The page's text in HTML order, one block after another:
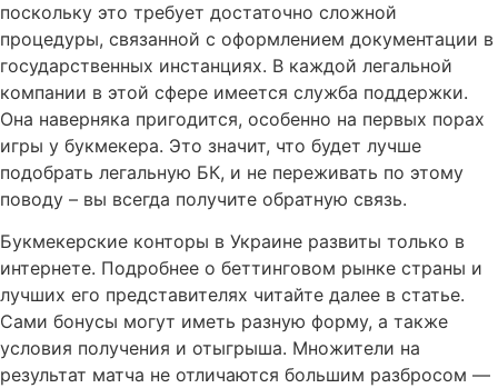
поскольку это требует достаточно сложной
процедуры, связанной с оформлением документации в
государственных инстанциях. В каждой легальной
компании в этой сфере имеется служба поддержки.
Она наверняка пригодится, особенно на первых порах
игры у букмекера. Это значит, что будет лучше
подобрать легальную БК, и не переживать по этому
поводу – вы всегда получите обратную связь.
Букмекерские конторы в Украине развиты только в
интернете. Подробнее о беттинговом рынке страны и
лучших его представителях читайте далее в статье.
Сами бонусы могут иметь разную форму, а также
условия получения и отыгрыша. Множители на
результат матча не отличаются большим разбросом —